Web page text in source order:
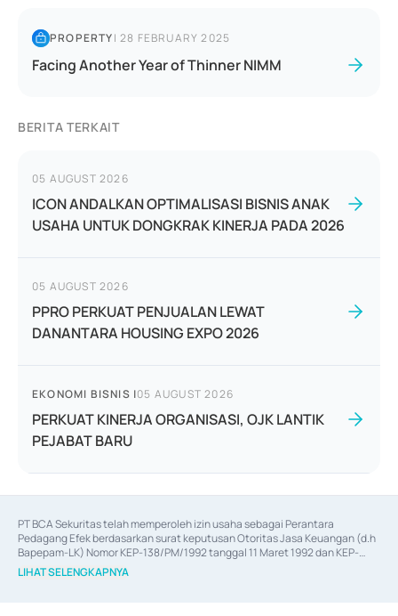
PROPERTY|28 FEBRUARY 2025
Facing Another Year of Thinner NIMM
BERITA TERKAIT
05 AUGUST 2026
ICON ANDALKAN OPTIMALISASI BISNIS ANAK
USAHA UNTUK DONGKRAK KINERJA PADA 2026
05 AUGUST 2026
PPRO PERKUAT PENJUALAN LEWAT
DANANTARA HOUSING EXPO 2026
EKONOMI BISNIS |05 AUGUST 2026
PERKUAT KINERJA ORGANISASI, OJK LANTIK
PEJABAT BARU
PT BCA Sekuritas telah memperoleh izin usaha sebagai Perantara
Pedagang Efek berdasarkan surat keputusan Otoritas Jasa Keuangan (d.h
Bapepam-LK) Nomor KEP-138/PM/1992 tanggal 11 Maret 1992 dan KEP-
06/D.04/2014 tanggal 28 Februari 2014, izin usaha sebagai Penjamin Emisi
Efek berdasarkan surat keputusan Otoritas Jasa Keuangan Nomor KEP-
LIHAT SELENGKAPNYA